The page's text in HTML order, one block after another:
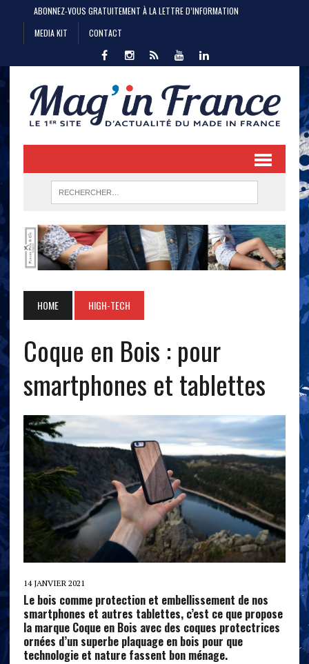
ABONNEZ-VOUS GRATUITEMENT À LA LETTRE D’INFORMATION
MEDIA KIT
CONTACT
HOME HIGH-TECH
Coque en Bois : pour
smartphones et tablettes
14 JANVIER 2021
Le bois comme protection et embellissement de nos
smartphones et autres tablettes, c’est ce que propose
la marque Coque en Bois avec des coques protectrices
ornées d’un superbe plaquage en bois pour que
technologie et nature fassent bon ménage.